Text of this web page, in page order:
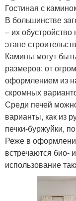
Гостиная с
В большинстве
– их
этапе
Камины могут
размеров: от
оформлением из
скромных
Среди печей
варианты, как из
печки-буржуйки,
Реже в
встречаются био-
использование